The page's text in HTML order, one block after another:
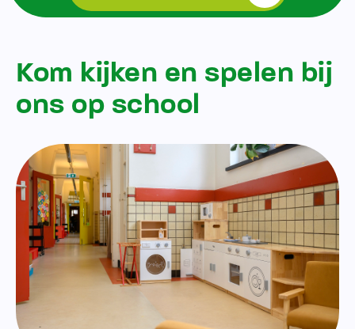
Kom kijken en spelen bij
ons op school